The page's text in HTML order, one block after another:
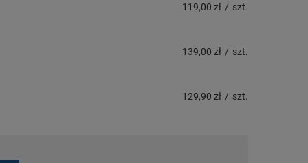
119,00 zł / szt.
139,00 zł / szt.
129,90 zł / szt.